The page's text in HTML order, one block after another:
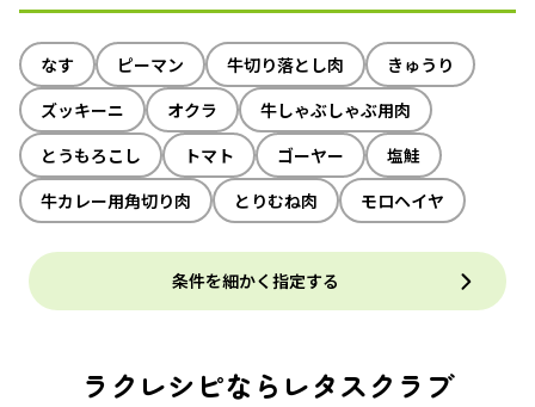
なす ピーマン 牛切り落とし肉
きゅうり
ズッキーニ
オクラ
牛しゃぶしゃぶ用肉
とうもろこし
トマト ゴーヤー
塩鮭
牛カレー用角切り肉
とりむね肉 モロヘイヤ
条件を細かく指定する
ラクレシピならレタスクラブ